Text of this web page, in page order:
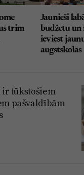
trim
Jaunieši
budžetu un
ieviest
augstskolās
tūkstošiem
pašvaldībām